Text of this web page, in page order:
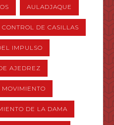
AULADJAQUE
CONTROL DE CASILLAS
IMPULSO
AJEDREZ
DE LA DAMA